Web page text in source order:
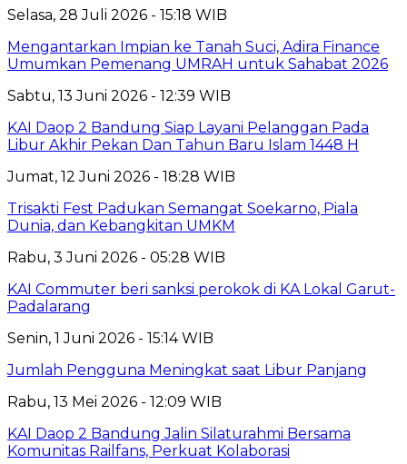
Selasa, 28 Juli 2026 - 15:18 WIB
Mengantarkan Impian ke Tanah Suci, Adira Finance
Umumkan Pemenang UMRAH untuk Sahabat 2026
Sabtu, 13 Juni 2026 - 12:39 WIB
KAI Daop 2 Bandung Siap Layani Pelanggan Pada
Libur Akhir Pekan Dan Tahun Baru Islam 1448 H
Jumat, 12 Juni 2026 - 18:28 WIB
Trisakti Fest Padukan Semangat Soekarno, Piala
Dunia, dan Kebangkitan UMKM
Rabu, 3 Juni 2026 - 05:28 WIB
KAI Commuter beri sanksi perokok di KA Lokal Garut-
Padalarang
Senin, 1 Juni 2026 - 15:14 WIB
Jumlah Pengguna Meningkat saat Libur Panjang
Rabu, 13 Mei 2026 - 12:09 WIB
KAI Daop 2 Bandung Jalin Silaturahmi Bersama
Komunitas Railfans, Perkuat Kolaborasi